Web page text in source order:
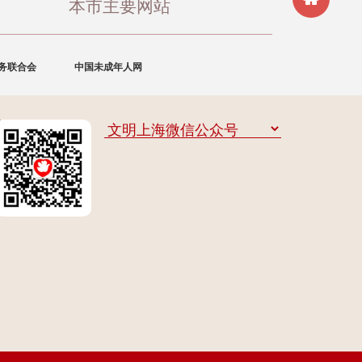
本市主要网站
联合会 中国未成年人网